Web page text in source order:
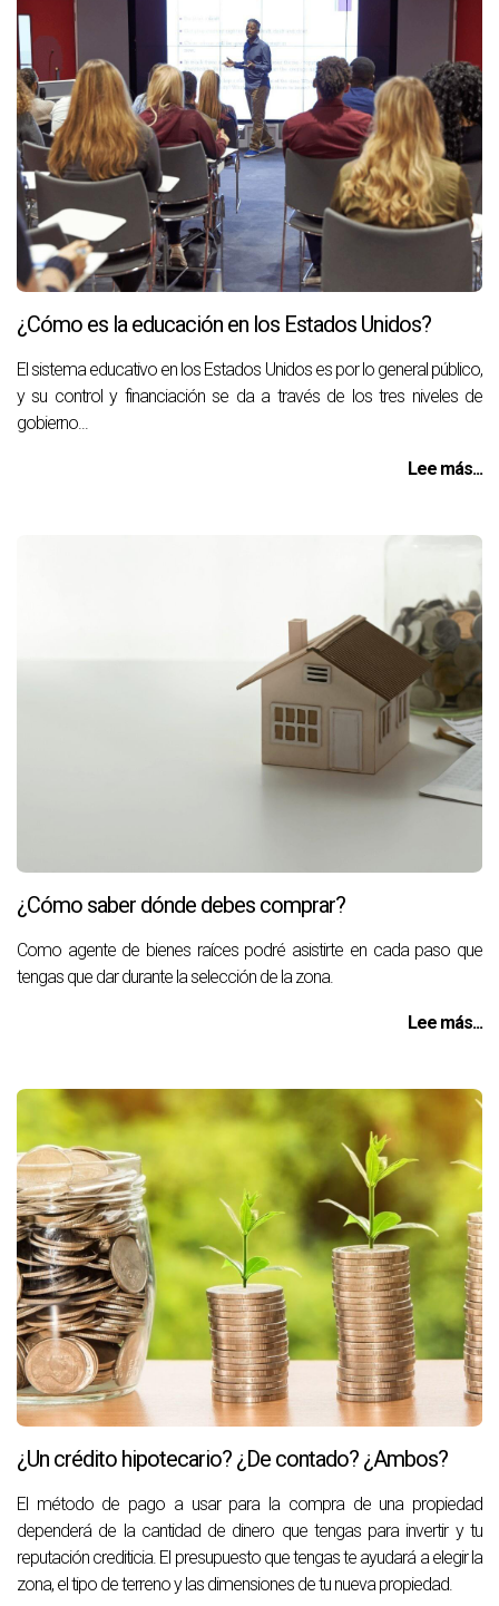
¿Cómo es la educación en los Estados Unidos?
El sistema educativo en los Estados Unidos es por lo general público,
y su control y financiación se da a través de los tres niveles de
gobierno...
Lee más...
¿Cómo saber dónde debes comprar?
Como agente de bienes raíces podré asistirte en cada paso que
tengas que dar durante la selección de la zona.
Lee más...
¿Un crédito hipotecario? ¿De contado? ¿Ambos?
El método de pago a usar para la compra de una propiedad
dependerá de la cantidad de dinero que tengas para invertir y tu
reputación crediticia. El presupuesto que tengas te ayudará a elegir la
zona, el tipo de terreno y las dimensiones de tu nueva propiedad.